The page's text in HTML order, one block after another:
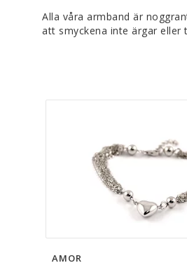
Alla våra armband är
att smyckena inte ärgar eller
AMOR